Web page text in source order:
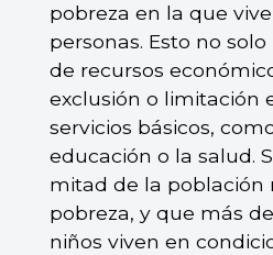
pobreza en la que
personas. Esto no
de recursos
exclusión o limitación
servicios básicos,
educación o la salud.
mitad de la población
pobreza, y que más
niños viven en